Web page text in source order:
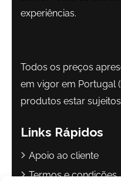
experiências.
Todos os preços
em vigor em Portugal
produtos estar
Links Rápidos
Apoio ao cliente
Termos e condições